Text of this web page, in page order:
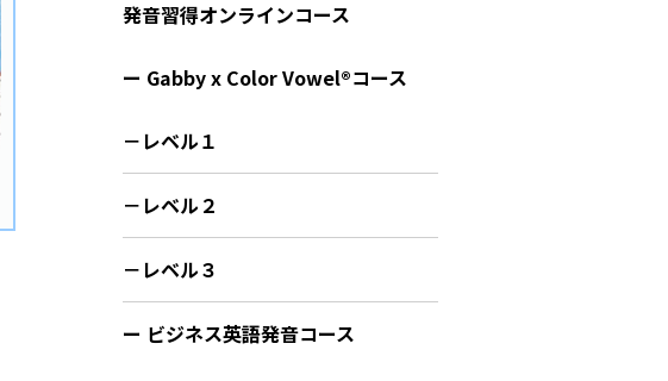
発音習得オンラインコース
ー Gabby x Color Vowel®︎コース
－レベル１
－レベル２
－レベル３
ー ビジネス英語発音コース